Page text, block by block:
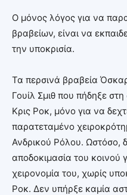
Ο μόνος λόγος για να
βραβείων, είναι να
την υποκρισία.
Τα περσινά βραβεία
Γουίλ Σμιθ που πήδηξε
Κρις Ροκ, μόνο για να
παρατεταμένο
Ανδρικού Ρόλου. Ωστόσο,
αποδοκιμασία του κοινού
χειρονομία του, χωρίς
Ροκ. Δεν υπήρξε καμία